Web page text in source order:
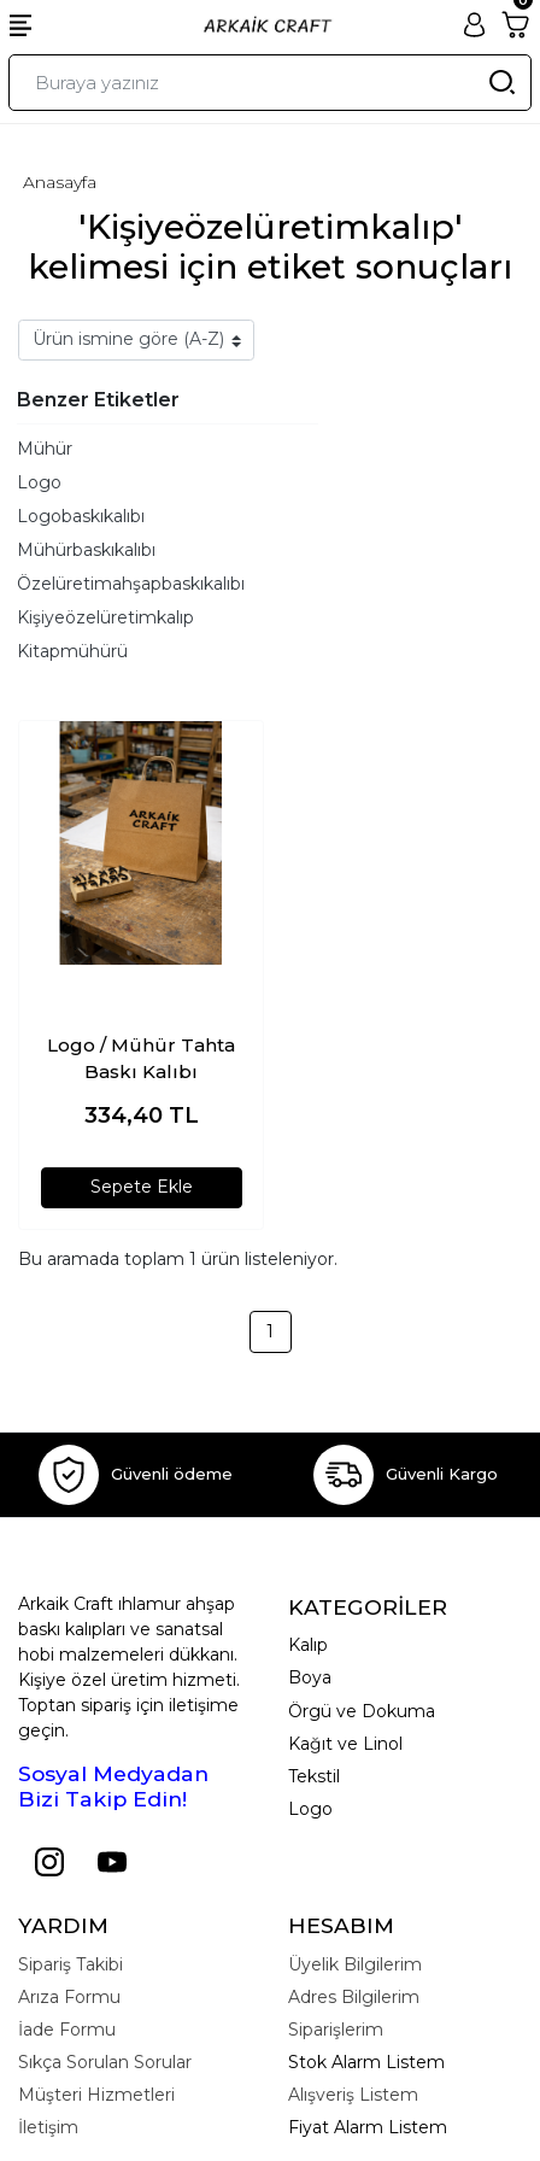
'Kişiyeözelüretimkalıp'
kelimesi için etiket sonuçları
Anasayfa
Benzer Etiketler
Mühür
Logo
Logobaskıkalıbı
Mühürbaskıkalıbı
Özelüretimahşapbaskıkalıbı
Kişiyeözelüretimkalıp
Kitapmühürü
Logo / Mühür Tahta
Baskı Kalıbı
334,40 TL
Sepete Ekle
Bu aramada toplam 1 ürün listeleniyor.
1
Güvenli ödeme Güvenli Kargo
Arkaik Craft ıhlamur ahşap
baskı kalıpları ve sanatsal
hobi malzemeleri dükkanı.
Kişiye özel üretim hizmeti.
Toptan sipariş için iletişime
geçin.
Sosyal Medyadan
Bizi Takip Edin!
KATEGORİLER
Kalıp
Boya
Örgü ve Dokuma
Kağıt ve Linol
Tekstil
Logo
YARDIM
Sipariş Takibi
Arıza Formu
İade Formu
Sıkça Sorulan Sorular
Müşteri Hizmetleri
İletişim
HESABIM
Üyelik Bilgilerim
Adres Bilgilerim
Siparişlerim
Stok Alarm Listem
Alışveriş Listem
Fiyat Alarm Listem